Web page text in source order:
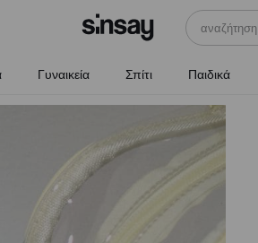
αναζήτηση
Γυναικεία Σπίτι Παιδικά